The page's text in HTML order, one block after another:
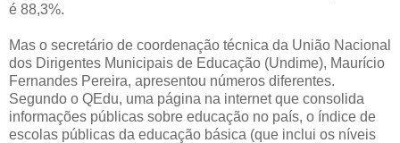
é 88,3%.
Mas o secretário de coordenação técnica da União Nacional
dos Dirigentes Municipais de Educação (Undime), Maurício
Fernandes Pereira, apresentou números diferentes.
Segundo o QEdu, uma página na internet que consolida
informações públicas sobre educação no país, o índice de
escolas públicas da educação básica (que inclui os níveis